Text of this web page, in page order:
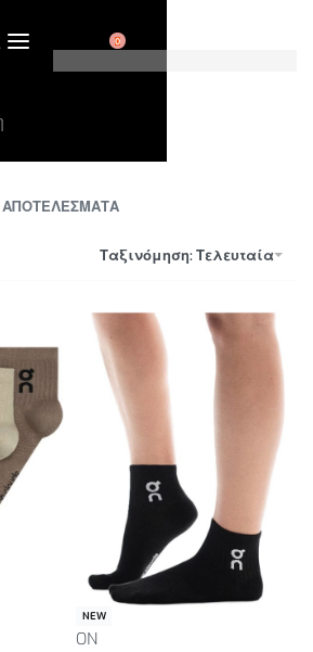
0
ΑΠΟΤΕΛΕΣΜΑΤΑ
Ταξινόμηση: Τελευταία
NEW
ON